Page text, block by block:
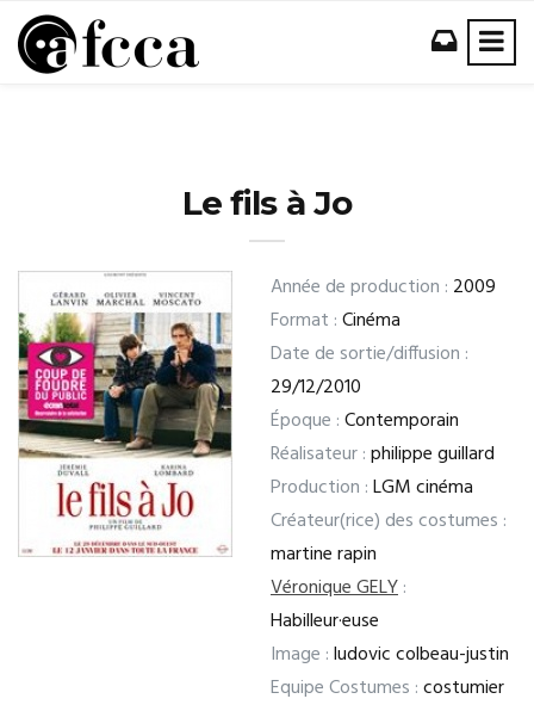
Le fils à Jo
Année de production : 2009
Format :Cinéma
Date de sortie/diffusion :
29/12/2010
Époque :Contemporain
Réalisateur :philippe guillard
Production :LGM cinéma
Créateur(rice) des costumes :
martine rapin
Véronique GELY:
Habilleur·euse
Image :ludovic colbeau-justin
Equipe Costumes :costumier